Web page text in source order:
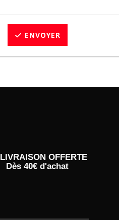
ENVOYER
LIVRAISON OFFERTE
Dès 40€ d'achat